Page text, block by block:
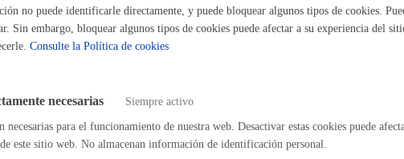
Espacio público,
estar al corriente en el pago * Online con certificado electrónico
de recibos
no puede identificarle directamente, y puede bloquear algunos tipos de cookies.
Sin embargo, bloquear algunos tipos de cookies puede afectar a su experiencia del
Consulte la Política de cookies
necesarias Siempre activo
necesarias para el funcionamiento de nuestra web. Desactivar estas cookies puede
este sitio web. No almacenan información de identificación personal.